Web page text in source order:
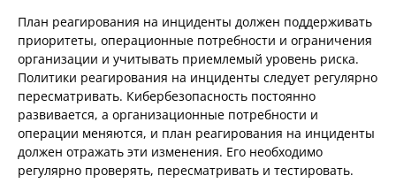
План реагирования на инциденты должен поддерживать
приоритеты, операционные потребности и ограничения
организации и учитывать приемлемый уровень риска.
Политики реагирования на инциденты следует регулярно
пересматривать. Кибербезопасность постоянно
развивается, а организационные потребности и
операции меняются, и план реагирования на инциденты
должен отражать эти изменения. Его необходимо
регулярно проверять, пересматривать и тестировать.